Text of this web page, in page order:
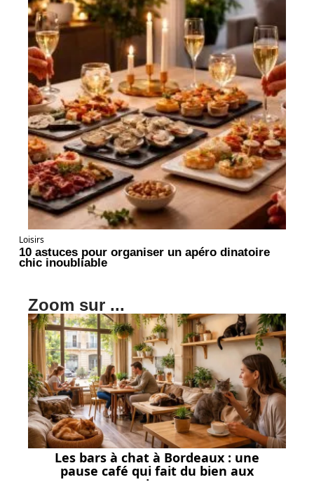
Loisirs
10 astuces pour organiser un apéro dinatoire
chic inoubliable
Zoom sur ...
Les bars à chat à Bordeaux : une
pause café qui fait du bien aux